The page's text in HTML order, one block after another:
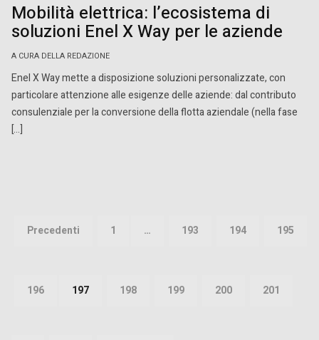
Mobilità elettrica: l’ecosistema di
soluzioni Enel X Way per le aziende
A CURA DELLA REDAZIONE
Enel X Way mette a disposizione soluzioni personalizzate, con
particolare attenzione alle esigenze delle aziende: dal contributo
consulenziale per la conversione della flotta aziendale (nella fase
[…]
degli
articoli
Precedenti 1 … 193 194 195
196 197 198 199 200 201